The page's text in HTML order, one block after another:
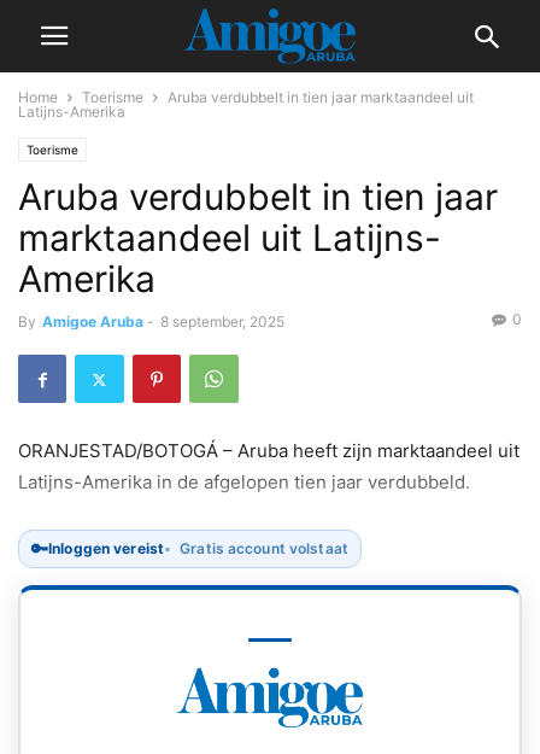
Home Toerisme
Aruba verdubbelt in tien jaar marktaandeel uit
Latijns-Amerika
Toerisme
Aruba verdubbelt in tien jaar
marktaandeel uit Latijns-
Amerika
By Amigoe Aruba - 8 september, 2025 0
ORANJESTAD/BOTOGÁ – Aruba heeft zijn marktaandeel uit
Latijns-Amerika in de afgelopen tien jaar verdubbeld.
🔑Inloggen vereist Gratis account volstaat